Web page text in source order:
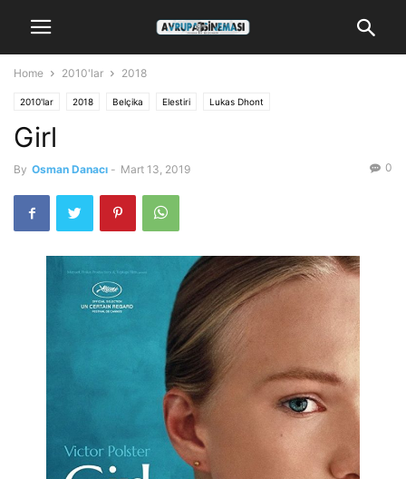
Home 2010'lar 2018
2010'lar 2018 Belçika Elestiri Lukas Dhont
Girl
By Osman Danacı - Mart 13, 2019 0